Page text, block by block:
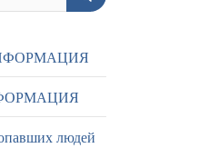
людей